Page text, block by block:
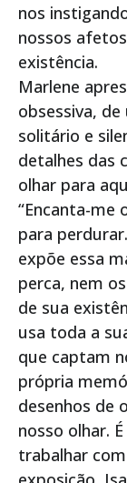
nos
nossos
existência.
Marlene
obsessiva,
solitário e
detalhes das
olhar para
“Encanta-me
para
expõe essa
perca, nem
de sua
usa toda a
que captam
própria
desenhos de
nosso olhar.
trabalhar